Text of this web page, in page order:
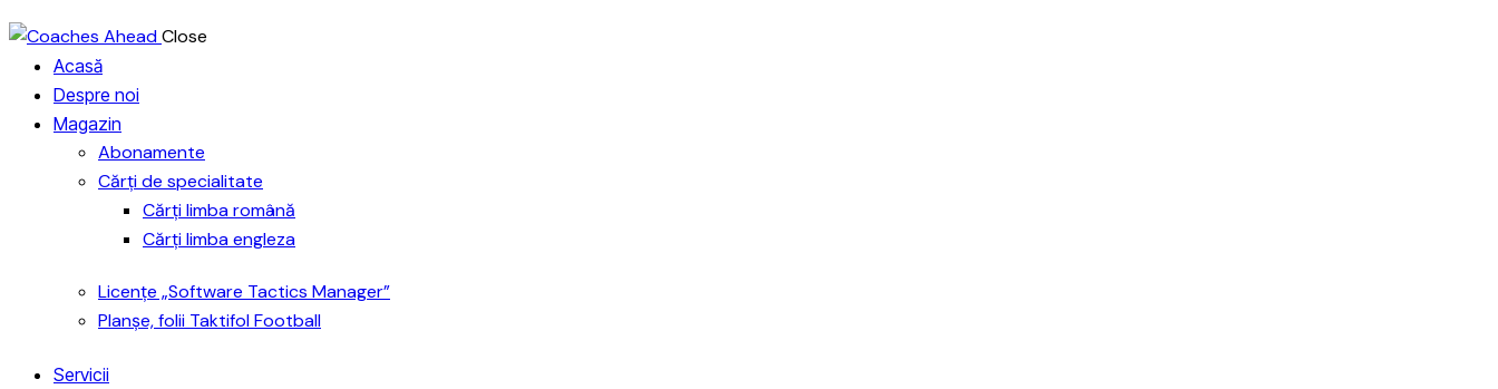
Close
Acasă
Despre noi
Magazin
Abonamente
Cărți de specialitate
Cărți limba română
Cărți limba engleza
Licențe „Software Tactics Manager”
Planșe, folii Taktifol Football
Servicii